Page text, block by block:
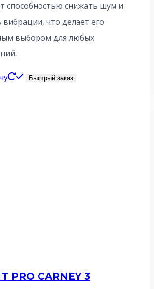
способностью снижать шум и
вибрации, что делает его
выбором для любых
Быстрый заказ
PRO CARNEY 3